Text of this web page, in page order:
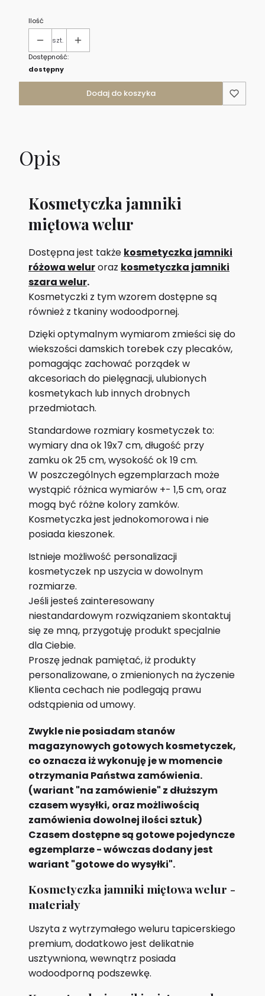
Ilość
szt.
Dostępność:
dostępny
Dodaj do koszyka
Opis
Kosmetyczka jamniki
miętowa welur
Dostępna jest także kosmetyczka jamniki
różowa weluroraz kosmetyczka jamniki
szara welur.
Kosmetyczki z tym wzorem dostępne są
również z tkaniny wodoodpornej.
Dzięki optymalnym wymiarom zmieści się do
wiekszości damskich torebek czy plecaków,
pomagając zachować porządek w
akcesoriach do pielęgnacji,ulubionych
kosmetykach lub innych drobnych
przedmiotach.
Standardowe rozmiary kosmetyczek to:
wymiary dna ok 19x7 cm, długość przy
zamku ok 25 cm, wysokość ok 19 cm.
W poszczególnych egzemplarzach może
wystąpić różnica wymiarów +- 1,5 cm, oraz
mogą być różne kolory zamków.
Kosmetyczka jest jednokomorowa i nie
posiada kieszonek.
Istnieje możliwość personalizacji
kosmetyczek np uszycia w dowolnym
rozmiarze.
Jeśli jesteś zainteresowany
niestandardowym rozwiązaniem skontaktuj
się ze mną, przygotuję produkt specjalnie
dla Ciebie.
Proszę jednak pamiętać, iż produkty
personalizowane, o zmienionych na życzenie
Klienta cechach nie podlegają prawu
odstąpienia od umowy.
Zwykle nie posiadam stanów
magazynowych gotowych kosmetyczek,
co oznacza iż wykonuję je w momencie
otrzymania Państwa zamówienia.
(wariant "na zamówienie" z dłuższym
czasem wysyłki, oraz możliwością
zamówienia dowolnej ilości sztuk)
Czasem dostępne są gotowe pojedyncze
egzemplarze - wówczas dodany jest
wariant "gotowe do wysyłki".
Kosmetyczka jamniki miętowa welur -
materiały
Uszyta z wytrzymałego weluru tapicerskiego
premium, dodatkowo jest delikatnie
usztywniona, wewnątrz posiada
wodoodporną podszewkę.